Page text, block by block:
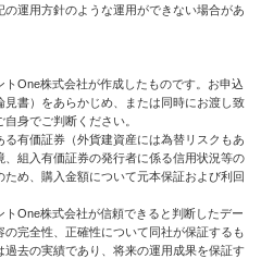
運用方針のような運用ができない場合があ
One株式会社が作成したものです。お申込
書）をあらかじめ、または同時にお渡し致
身でご判断ください。
有価証券（外貨建資産には為替リスクもあ
組入有価証券の発行者に係る信用状況等の
め、購入金額について元本保証および利回
One株式会社が信頼できると判断したデー
完全性、正確性について同社が保証するも
去の実績であり、将来の運用成果を保証す